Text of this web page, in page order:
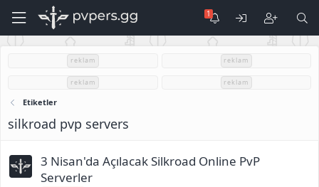
reklam reklam
reklam reklam
Etiketler
silkroad pvp servers
3 Nisan'da Açılacak Silkroad Online PvP
Serverler